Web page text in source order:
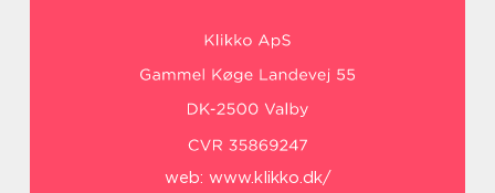
web: www.klikko.dk/